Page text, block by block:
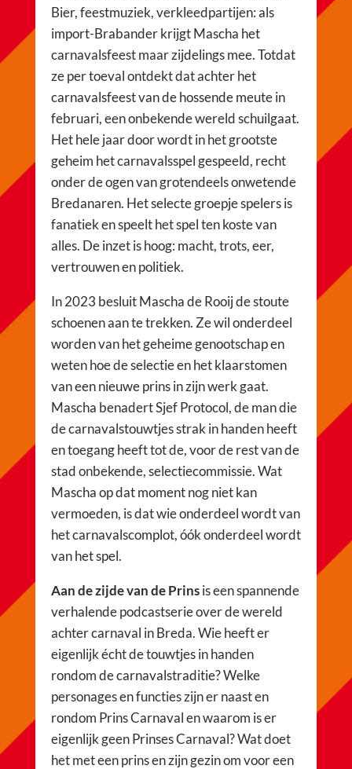
Bier, feestmuziek, verkleedpartijen: als
import-Brabander krijgt Mascha het
carnavalsfeest maar zijdelings mee. Totdat
ze per toeval ontdekt dat achter het
carnavalsfeest van de hossende meute in
februari, een onbekende wereld schuilgaat.
Het hele jaar door wordt in het grootste
geheim het carnavalsspel gespeeld, recht
onder de ogen van grotendeels onwetende
Bredanaren. Het selecte groepje spelers is
fanatiek en speelt het spel ten koste van
alles. De inzet is hoog: macht, trots, eer,
vertrouwen en politiek.
In 2023 besluit Mascha de Rooij de stoute
schoenen aan te trekken. Ze wil onderdeel
worden van het geheime genootschap en
weten hoe de selectie en het klaarstomen
van een nieuwe prins in zijn werk gaat.
Mascha benadert Sjef Protocol, de man die
de carnavalstouwtjes strak in handen heeft
en toegang heeft tot de, voor de rest van de
stad onbekende, selectiecommissie. Wat
Mascha op dat moment nog niet kan
vermoeden, is dat wie onderdeel wordt van
het carnavalscomplot, óók onderdeel wordt
van het spel.
Aan de zijde van de Prinsis een spannende
verhalende podcastserie over de wereld
achter carnaval in Breda. Wie heeft er
eigenlijk écht de touwtjes in handen
rondom de carnavalstraditie? Welke
personages en functies zijn er naast en
rondom Prins Carnaval en waarom is er
eigenlijk geen Prinses Carnaval? Wat doet
het met een prins en zijn gezin om voor een